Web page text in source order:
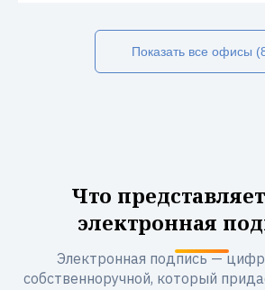
Показать все офисы
Что
электронная
Электронная подпись —
собственноручной, который